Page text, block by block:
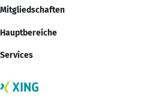
Mitgliedschaften
Hauptbereiche
Services